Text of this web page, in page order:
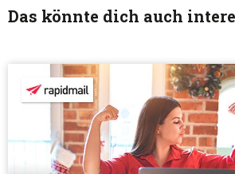
Das könnte dich auch